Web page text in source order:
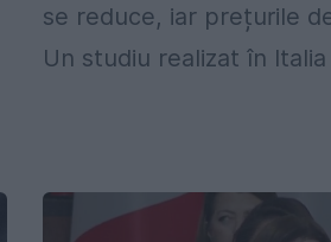
se reduce, iar prețurile
Un studiu realizat în